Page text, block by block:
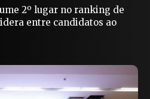
2º lugar no ranking de
entre candidatos ao